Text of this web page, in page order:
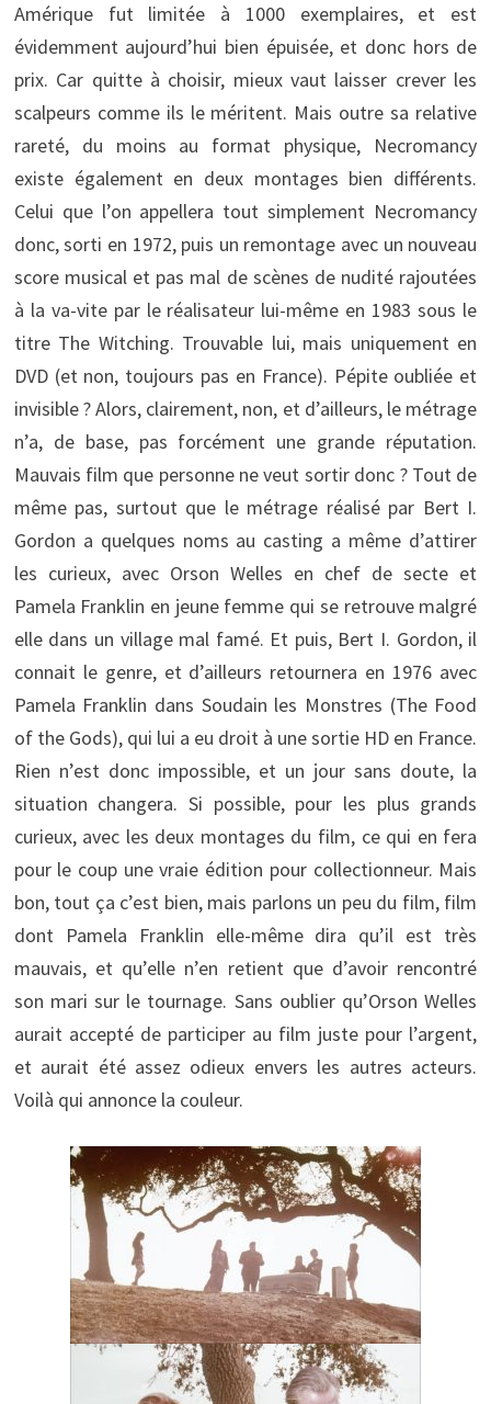
Amérique fut limitée à 1000 exemplaires, et est
évidemment aujourd’hui bien épuisée, et donc hors de
prix. Car quitte à choisir, mieux vaut laisser crever les
scalpeurs comme ils le méritent. Mais outre sa relative
rareté, du moins au format physique, Necromancy
existe également en deux montages bien différents.
Celui que l’on appellera tout simplement Necromancy
donc, sorti en 1972, puis un remontage avec un nouveau
score musical et pas mal de scènes de nudité rajoutées
à la va-vite par le réalisateur lui-même en 1983 sous le
titre The Witching. Trouvable lui, mais uniquement en
DVD (et non, toujours pas en France). Pépite oubliée et
invisible ? Alors, clairement, non, et d’ailleurs, le métrage
n’a, de base, pas forcément une grande réputation.
Mauvais film que personne ne veut sortir donc ? Tout de
même pas, surtout que le métrage réalisé par Bert I.
Gordon a quelques noms au casting a même d’attirer
les curieux, avec Orson Welles en chef de secte et
Pamela Franklin en jeune femme qui se retrouve malgré
elle dans un village mal famé. Et puis, Bert I. Gordon, il
connait le genre, et d’ailleurs retournera en 1976 avec
Pamela Franklin dans Soudain les Monstres (The Food
of the Gods), qui lui a eu droit à une sortie HD en France.
Rien n’est donc impossible, et un jour sans doute, la
situation changera. Si possible, pour les plus grands
curieux, avec les deux montages du film, ce qui en fera
pour le coup une vraie édition pour collectionneur. Mais
bon, tout ça c’est bien, mais parlons un peu du film, film
dont Pamela Franklin elle-même dira qu’il est très
mauvais, et qu’elle n’en retient que d’avoir rencontré
son mari sur le tournage. Sans oublier qu’Orson Welles
aurait accepté de participer au film juste pour l’argent,
et aurait été assez odieux envers les autres acteurs.
Voilà qui annonce la couleur.